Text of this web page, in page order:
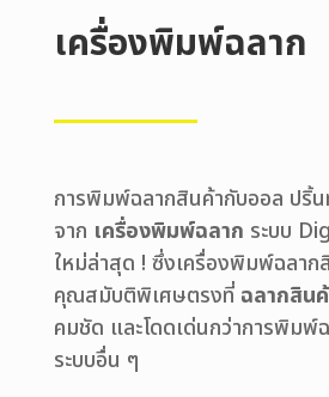
เครื่องพิมพ์ฉลาก
การพิมพ์ฉลากสินค้ากับออล ปริ้
จาก เครื่องพิมพ์ฉลาก ระบบ
ใหม่ล่าสุด ! ซึ่งเครื่องพิมพ์ฉลา
คุณสมับติพิเศษตรงที่ ฉลากสิน
คมชัด และโดดเด่นกว่าการพิมพ์
ระบบอื่น ๆ